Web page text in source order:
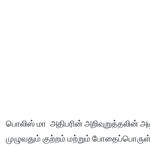
பொலிஸ் மா அதிபரின் அறிவுறுத்தலின்
முழுவதும் குற்றம் மற்றும் போதைப்பொருள்